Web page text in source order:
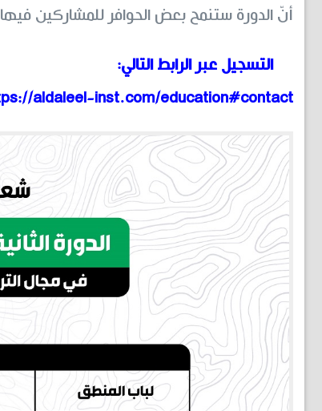
أنّ الدورة ستنمح بعض الحوافر للمشاركين
التسجيل عبر الرابط التالي:
aldaleel-inst.com/education#contact